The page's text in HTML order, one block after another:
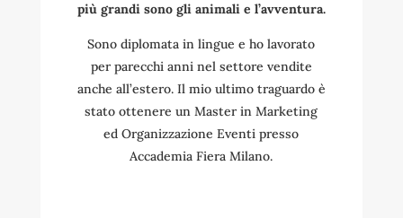
più grandi sono gli animali e l’avventura.
Sono diplomata in lingue e ho lavorato
per parecchi anni nel settore vendite
anche all’estero. Il mio ultimo traguardo è
stato ottenere un Master in Marketing
ed Organizzazione Eventi presso
Accademia Fiera Milano.